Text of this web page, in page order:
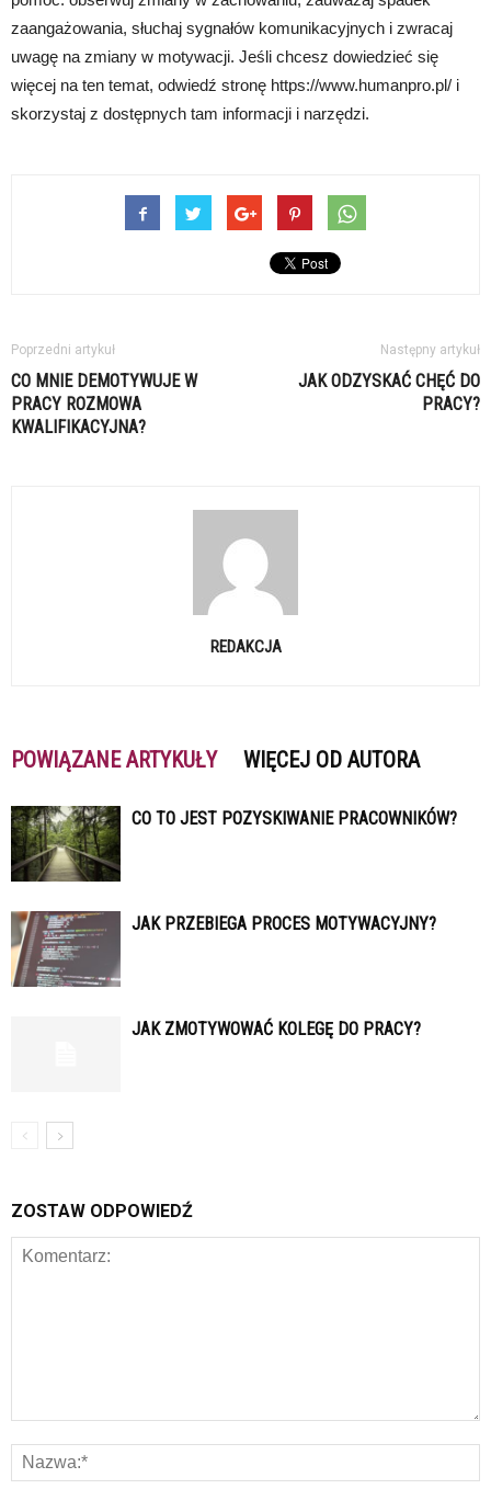
zaangażowania, słuchaj sygnałów komunikacyjnych i zwracaj
uwagę na zmiany w motywacji. Jeśli chcesz dowiedzieć się
więcej na ten temat, odwiedź stronę https://www.humanpro.pl/ i
skorzystaj z dostępnych tam informacji i narzędzi.
Poprzedni artykuł
CO MNIE DEMOTYWUJE W
PRACY ROZMOWA
KWALIFIKACYJNA?
Następny artykuł
JAK ODZYSKAĆ CHĘĆ DO
PRACY?
REDAKCJA
POWIĄZANE ARTYKUŁY WIĘCEJ OD AUTORA
CO TO JEST POZYSKIWANIE PRACOWNIKÓW?
JAK PRZEBIEGA PROCES MOTYWACYJNY?
JAK ZMOTYWOWAĆ KOLEGĘ DO PRACY?
ZOSTAW ODPOWIEDŹ